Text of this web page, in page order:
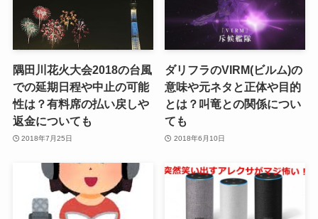
隅田川花火大会2018の台風
での延期日程や中止の可能
性は？有料席の払い戻しや
返金についても
2018年7月25日
ダリフラのVIRM(ビルム)の
意味や元ネタと正体や目的
とは？叫竜との関係につい
ても
2018年6月10日